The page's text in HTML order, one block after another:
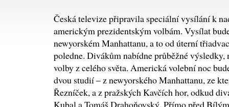
Česká televize připravila speciální vysílání k
americkým prezidentským volbám. Vysílat
newyorském Manhattanu, a to od úterní
poledne. Divákům nabídne průběžné
volby z celého světa. Americká volební noc
dvou studií – z newyorského Manhattanu, ze
Řezníček, a z pražských Kavčích hor, odkud
Kubal a Tomáš Drahoňovský. Přímo před